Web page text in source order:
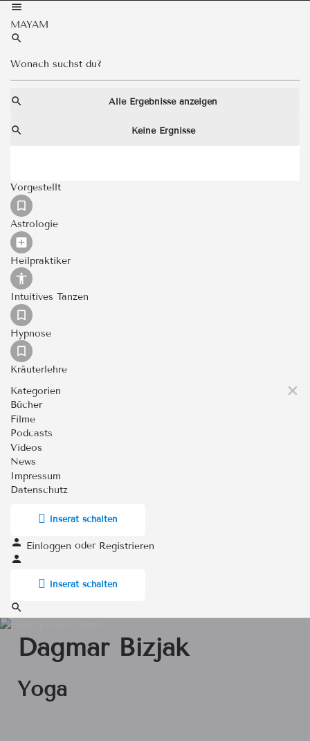
MAYAM
Alle Ergebnisse anzeigen
Keine Ergnisse
Vorgestellt
Astrologie
Heilpraktiker
Intuitives Tanzen
Hypnose
Kräuterlehre
Kategorien
Bücher
Filme
Podcasts
Videos
News
Impressum
Datenschutz
Inserat schalten
Einloggen oder Registrieren
Inserat schalten
Dagmar Bizjak
Yoga